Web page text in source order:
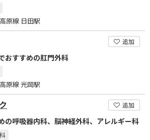
原線 日田駅
追加
おすすめの肛門外科
原線 光岡駅
追加
の呼吸器内科、脳神経外科、アレルギー科